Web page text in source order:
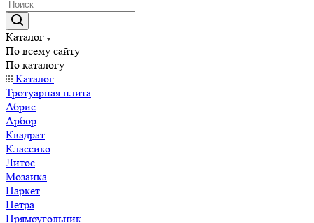
Каталог
По всему сайту
По каталогу
Каталог
Тротуарная плита
Абрис
Арбор
Квадрат
Классико
Литос
Мозаика
Паркет
Петра
Прямоугольник